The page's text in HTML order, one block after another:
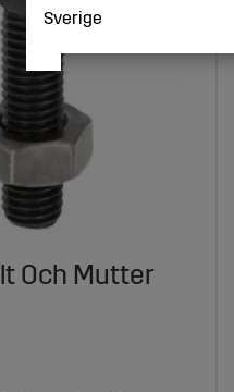
Och Mutter
Sverige